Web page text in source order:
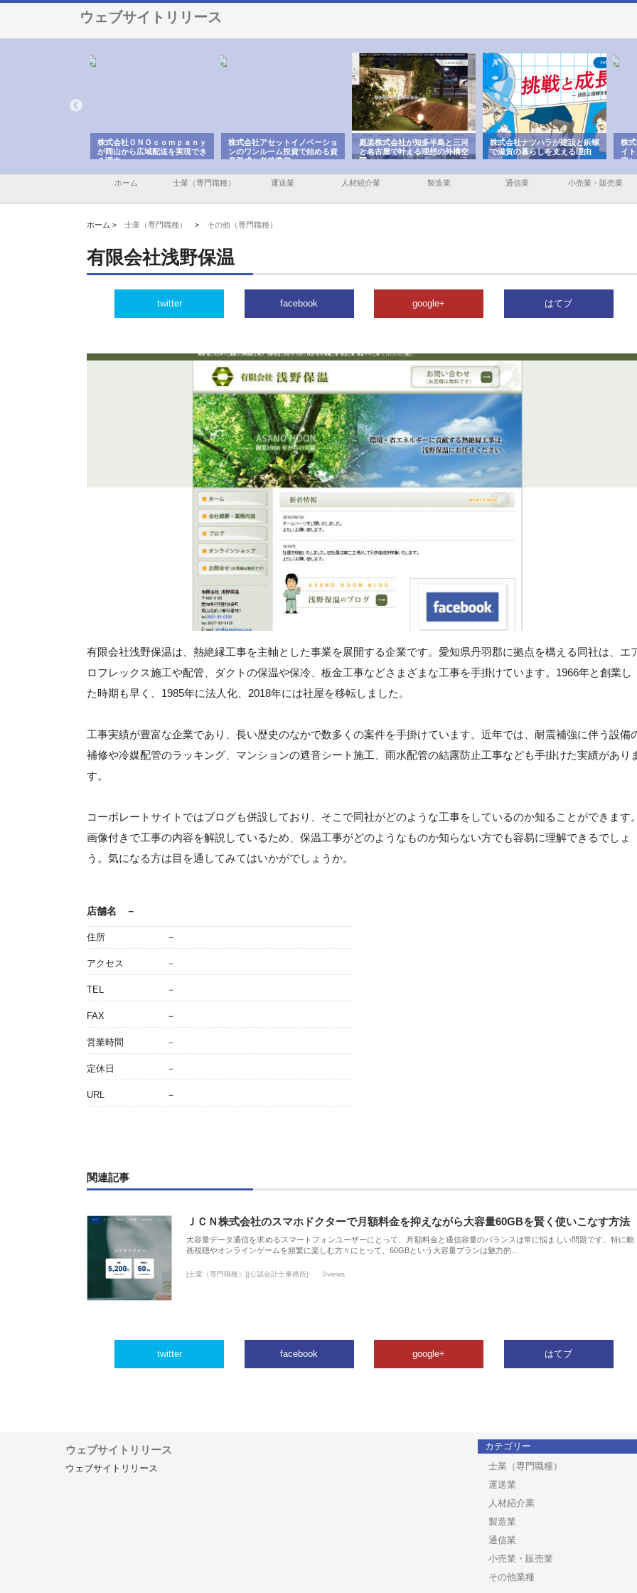
ウェブサイトリリース
株式会社ＯＮＯｃｏｍｐａｎｙ
が岡山から広域配送を実現でき
る理由
株式会社アセットイノベーショ
ンのワンルーム投資で始める資
産形成と老後準備
庭楽株式会社が知多半島と三河
と名古屋で叶える理想の外構空
間
株式会社ナツハラが建設と鋲螺
で滋賀の暮らしを支える理由
株
イ
容
ホーム 士業（専門職種） 運送業 人材紹介業 製造業 通信業 小売業・販売業
ホーム > 士業（専門職種） > その他（専門職種）
有限会社浅野保温
twitter facebook google+ はてブ
有限会社浅野保温は、熱絶縁工事を主軸とした事業を展開する企業です。愛知県丹羽郡に拠点を構える同社は、エ
ロフレックス施工や配管、ダクトの保温や保冷、板金工事などさまざまな工事を手掛けています。1966年と創業し
た時期も早く、1985年に法人化、2018年には社屋を移転しました。
工事実績が豊富な企業であり、長い歴史のなかで数多くの案件を手掛けています。近年では、耐震補強に伴う設備
補修や冷媒配管のラッキング、マンションの遮音シート施工、雨水配管の結露防止工事なども手掛けた実績があり
す。
コーポレートサイトではブログも併設しており、そこで同社がどのような工事をしているのか知ることができます。
画像付きで工事の内容を解説しているため、保温工事がどのようなものか知らない方でも容易に理解できるでしょ
う。気になる方は目を通してみてはいかがでしょうか。
店舗名 －
住所 －
アクセス －
TEL －
FAX －
営業時間 －
定休日 －
URL －
関連記事
ＪＣＮ株式会社のスマホドクターで月額料金を抑えながら大容量60GBを賢く使いこなす方法
大容量データ通信を求めるスマートフォンユーザーにとって、月額料金と通信容量のバランスは常に悩ましい問題です。特に動
画視聴やオンラインゲームを頻繁に楽しむ方々にとって、60GBという大容量プランは魅力的…
[士業（専門職種）][公認会計士事務所] 0views
twitter facebook google+ はてブ
ウェブサイトリリース
ウェブサイトリリース
カテゴリー
士業（専門職種）
運送業
人材紹介業
製造業
通信業
小売業・販売業
その他業種